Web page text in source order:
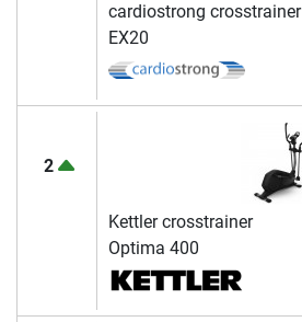
cardiostrong crosstrainer
EX20
2
Kettler crosstrainer
Optima 400